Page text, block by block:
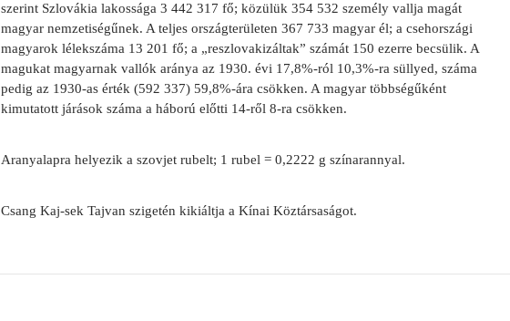
szerint Szlovákia lakossága 3 442 317 fő; közülük 354 532 személy vallja magát
magyar nemzetiségűnek. A teljes országterületen 367 733 magyar él; a csehországi
magyarok lélekszáma 13 201 fő; a „reszlovakizáltak” számát 150 ezerre becsülik. A
magukat magyarnak vallók aránya az 1930. évi 17,8%-ról 10,3%-ra süllyed, száma
pedig az 1930-as érték (592 337) 59,8%-ára csökken. A magyar többségűként
kimutatott járások száma a háború előtti 14-ről 8-ra csökken.
Aranyalapra helyezik a szovjet rubelt; 1 rubel = 0,2222 g színarannyal.
Csang Kaj-sek Tajvan szigetén kikiáltja a Kínai Köztársaságot.